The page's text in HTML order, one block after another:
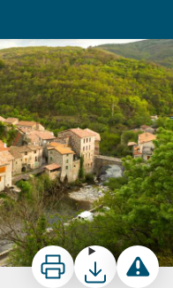
ImprimerTéléchargerSignaler